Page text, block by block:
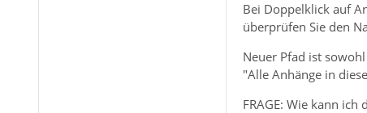
Bei Doppelklick auf
überprüfen Sie den
Neuer Pfad ist
"Alle Anhänge in
FRAGE: Wie kann